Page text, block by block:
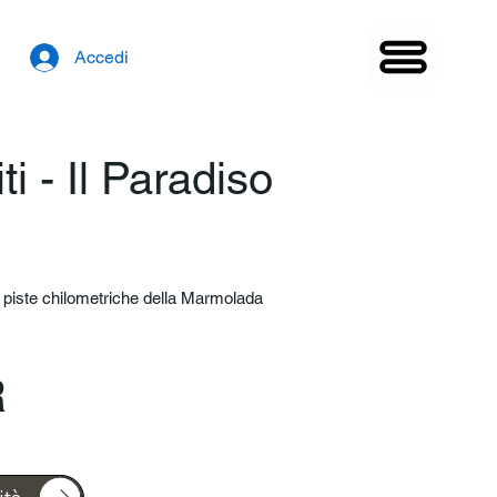
Accedi
- Il Paradiso
chilometriche della Marmolada